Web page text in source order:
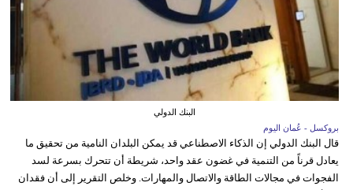
البنك الدولي
بروكسل - عُمان اليوم
قال البنك الدولي إن الذكاء الاصطناعي قد يمكن البلدان النامية من تحقيق ما
يعادل قرناً من التنمية في غضون عقد واحد، شريطة أن تتحرك بسرعة لسد
الفجوات في مجالات الطاقة والاتصال والمهارات. وخلص التقرير إلى أن فقدان